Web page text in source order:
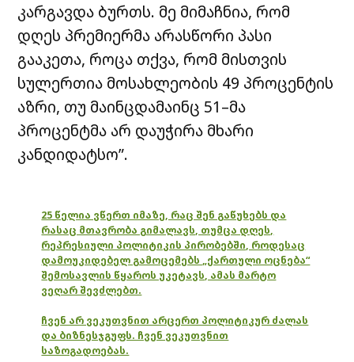
კარგავდა ბურთს. მე მიმაჩნია, რომ
დღეს პრემიერმა არასწორი პასი
გააკეთა, როცა თქვა, რომ მისთვის
სულერთია მოსახლეობის 49 პროცენტის
აზრი, თუ მაინცდამაინც 51–მა
პროცენტმა არ დაუჭირა მხარი
კანდიდატსო”.
25 წელია ვწერთ იმაზე, რაც შენ გაწუხებს და
რასაც მთავრობა გიმალავს, თუმცა დღეს,
რეპრესიული პოლიტიკის პირობებში, როდესაც
დამოუკიდებელ გამოცემებს „ქართული ოცნება“
შემოსავლის წყაროს უკეტავს, ამას მარტო
ვეღარ შევძლებთ.
ჩვენ არ ვეკუთვნით არცერთ პოლიტიკურ ძალას
და ბიზნესჯგუფს. ჩვენ ვეკუთვნით
საზოგადოებას.